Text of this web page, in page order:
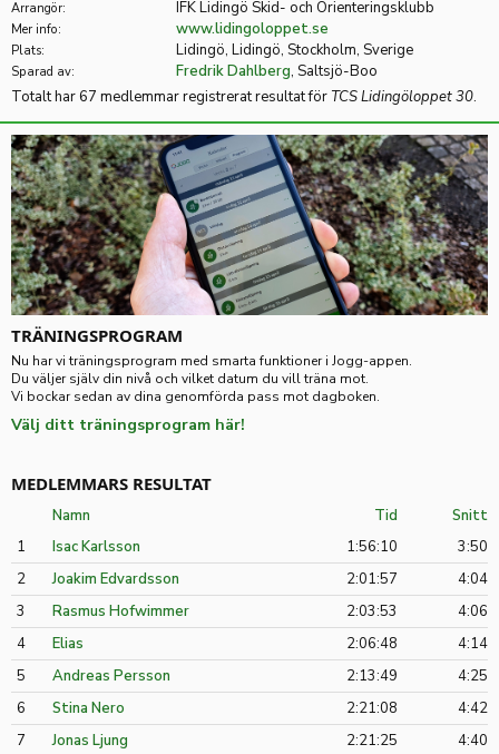
Arrangör: IFK Lidingö Skid- och Orienteringsklubb
Mer info: www.lidingoloppet.se
Plats: Lidingö, Lidingö, Stockholm, Sverige
Sparad av: Fredrik Dahlberg, Saltsjö-Boo
Totalt har 67 medlemmar registrerat resultat för TCS Lidingöloppet 30.
TRÄNINGSPROGRAM
Nu har vi träningsprogram med smarta funktioner i Jogg-appen.
Du väljer själv din nivå och vilket datum du vill träna mot.
Vi bockar sedan av dina genomförda pass mot dagboken.
Välj ditt träningsprogram här!
MEDLEMMARS RESULTAT
Namn Tid Snitt
1 Isac Karlsson 1:56:10
3:50
2
Joakim Edvardsson 2:01:57
4:04
3
Rasmus Hofwimmer 2:03:53
4:06
4
Elias 2:06:48
4:14
5
Andreas Persson 2:13:49
4:25
6
Stina Nero 2:21:08
4:42
7
Jonas Ljung 2:21:25
4:40